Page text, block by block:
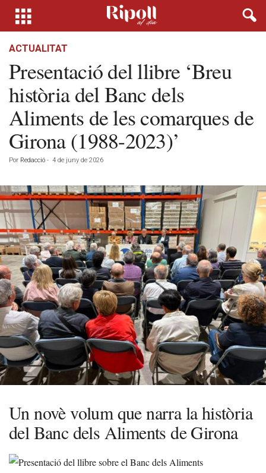
ACTUALITAT
Presentació del llibre ‘Breu
història del Banc dels
Aliments de les comarques de
Girona (1988-2023)’
Por Redacció - 4 de juny de 2026
Un novè volum que narra la història
del Banc dels Aliments de Girona